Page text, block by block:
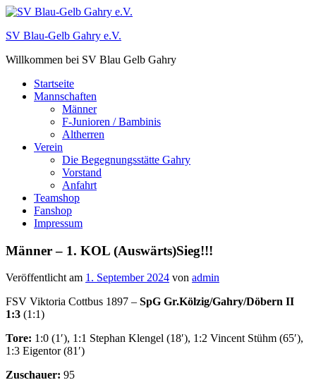
Zum
springen
SV Blau-Gelb Gahry e.V.
Willkommen bei SV Blau Gelb Gahry
Startseite
Mannschaften
Männer
F-Junioren / Bambinis
Altherren
Verein
Die Begegnungsstätte Gahry
Vorstand
Anfahrt
Teamshop
Fanshop
Impressum
Männer – 1. KOL (Auswärts)Sieg!!!
Veröffentlicht am 1. September 2024 von admin
FSV Viktoria Cottbus 1897 – SpG Gr.Kölzig/Gahry/Döbern II
1:3 (1:1)
Tore: 1:0 (1′), 1:1 Stephan Klengel (18′), 1:2 Vincent Stühm (65′),
1:3 Eigentor (81′)
Zuschauer: 95